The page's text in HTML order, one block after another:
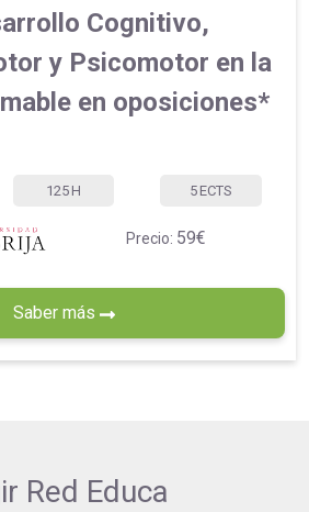
Cognitivo,
y Psicomotor en la
en oposiciones*
125 H 5 ECTS
Precio: 59€
Saber más
Red Educa